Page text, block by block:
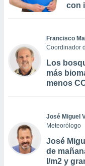
con
Francisco
Coordinador
Los
más
menos
José Miguel
Meteorólogo
José
de
l/m2 y